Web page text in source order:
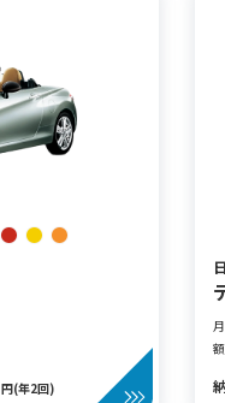
円(年2回)
月
額